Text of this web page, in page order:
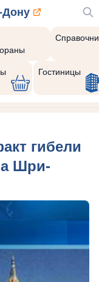
Дону
Гостиницы
гибели
Шри-